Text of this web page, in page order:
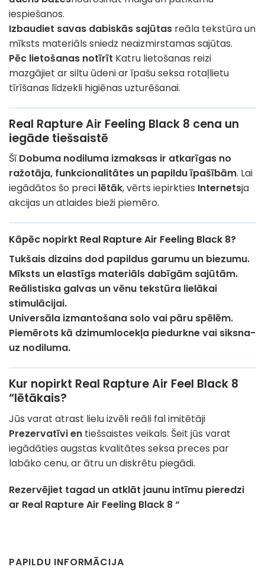
iespiešanos.
Izbaudiet savas dabiskās sajūtas reāla tekstūra un
mīksts materiāls sniedz neaizmirstamas sajūtas.
Pēc lietošanas notīrīt Katru lietošanas reizi
mazgājiet ar siltu ūdeni ar īpašu seksa rotaļlietu
tīrīšanas līdzekli higiēnas uzturēšanai.
Real Rapture Air Feeling Black 8 cena un
iegāde tiešsaistē
ŠīDobuma nodiluma izmaksas ir atkarīgas no
ražotāja, funkcionalitātes un papildu īpašībām. Lai
iegādātos šo preci lētāk, vērts iepirkties Internetsja
akcijas un atlaides bieži piemēro.
Kāpēc nopirkt Real Rapture Air Feeling Black 8?
Tukšais dizains dod papildus garumu un biezumu.
Mīksts un elastīgs materiāls dabīgām sajūtām.
Reālistiska galvas un vēnu tekstūra lielākai
stimulācijai.
Universāla izmantošana solo vai pāru spēlēm.
Piemērots kā dzimumlocekļa piedurkne vai siksna-
uz nodiluma.
Kur nopirkt Real Rapture Air Feel Black 8
“lētākais?
Jūs varat atrast lielu izvēli reāli fal imitētāji
Prezervatīvi en tiešsaistes veikals. Šeit jūs varat
iegādāties augstas kvalitātes seksa preces par
labāko cenu, ar ātru un diskrētu piegādi.
Rezervējiet tagad un atklāt jaunu intīmu pieredzi
ar Real Rapture Air Feeling Black 8 “
PAPILDU INFORMĀCIJA